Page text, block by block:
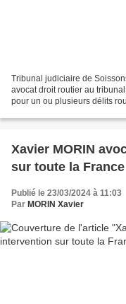
Tribunal judiciaire de
avocat droit routier au
pour un ou plusieurs délits
Xavier MORIN
sur toute la France
Publié le 23/03/2024 à 11:03
Par MORIN Xavier